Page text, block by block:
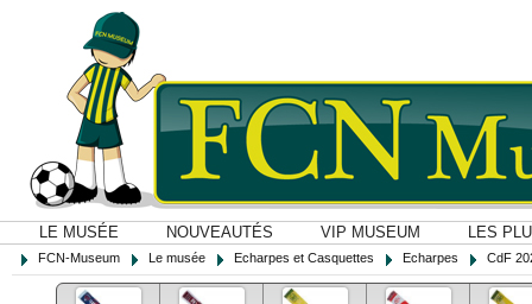
LE MUSÉE NOUVEAUTÉS VIP MUSEUM LES
FCN-Museum Le musée Echarpes et Casquettes Echarpes CdF